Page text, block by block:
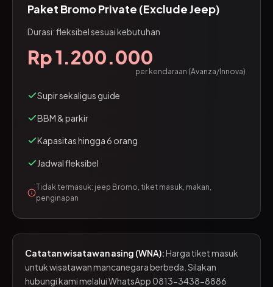
Paket Bromo Private (Exclude Jeep)
Durasi: fleksibel sesuai kebutuhan
Rp 1.200.000
per kendaraan (Avanza/Innova)
Supir sekaligus guide
BBM & parkir
Kapasitas hingga 6 orang
Jadwal fleksibel
Tidak termasuk: jeep Bromo, tiket masuk, makan,
penginapan
Catatan wisatawan asing (WNA):Harga tiket masuk
untuk wisatawan mancanegara berbeda. Silakan
hubungi kami melaluiWhatsApp 0813-3438-8886